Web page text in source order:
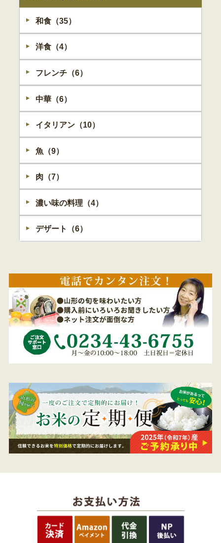
和食（35）
洋食（4）
フレンチ（6）
中華（6）
イタリアン（10）
魚（9）
肉（7）
濃い味の料理（4）
デザート（6）